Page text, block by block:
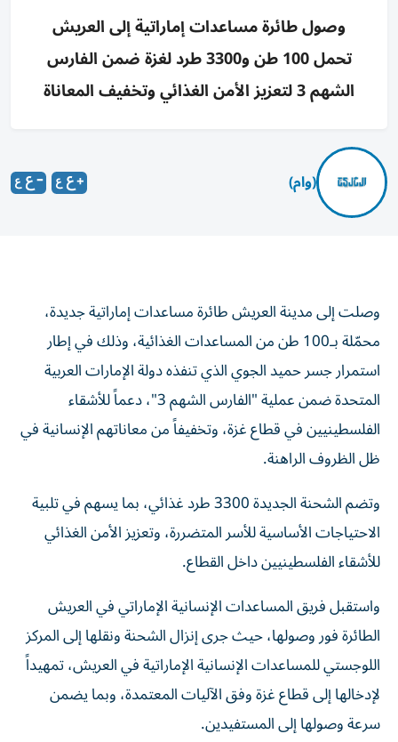
وصول طائرة مساعدات إماراتية إلى العريش
تحمل 100 طن و3300 طرد لغزة ضمن الفارس
الشهم 3 لتعزيز الأمن الغذائي وتخفيف المعاناة
(وام)
وصلت إلى مدينة العريش طائرة مساعدات إماراتية جديدة،
محمّلة بـ100 طن من المساعدات الغذائية، وذلك في إطار
استمرار جسر حميد الجوي الذي تنفذه دولة الإمارات العربية
المتحدة ضمن عملية "الفارس الشهم 3"، دعماً للأشقاء
الفلسطينيين في قطاع غزة، وتخفيفاً من معاناتهم الإنسانية في
ظل الظروف الراهنة.
وتضم الشحنة الجديدة 3300 طرد غذائي، بما يسهم في تلبية
الاحتياجات الأساسية للأسر المتضررة، وتعزيز الأمن الغذائي
للأشقاء الفلسطينيين داخل القطاع.
واستقبل فريق المساعدات الإنسانية الإماراتي في العريش
الطائرة فور وصولها، حيث جرى إنزال الشحنة ونقلها إلى المركز
اللوجستي للمساعدات الإنسانية الإماراتية في العريش، تمهيداً
لإدخالها إلى قطاع غزة وفق الآليات المعتمدة، وبما يضمن
سرعة وصولها إلى المستفيدين.